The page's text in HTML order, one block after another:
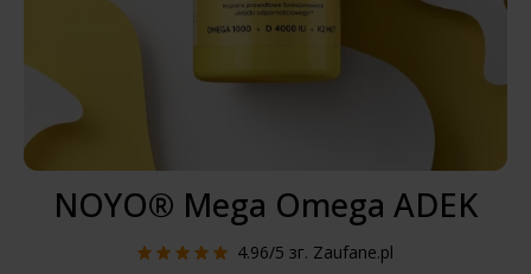
NOYO® Mega Omega ADEK
4.96/5 зг. Zaufane.pl